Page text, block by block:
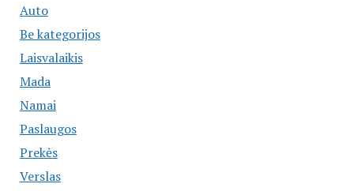
Auto
Be kategorijos
Laisvalaikis
Mada
Namai
Paslaugos
Prekės
Verslas